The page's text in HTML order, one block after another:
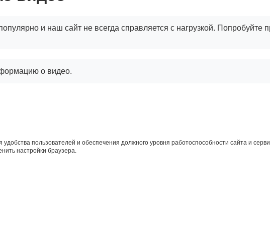
и наш сайт не всегда справляется с нагрузкой. Попробуйте
о видео.
пользователей и обеспечения должного уровня работоспособности сайта и
настройки браузера.